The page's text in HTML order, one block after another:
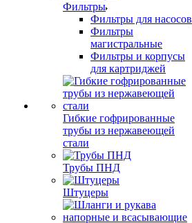
Фильтры
Фильтры для насосов
Фильтры
магистральные
Фильтры и корпусы
для картриджей
Гибкие гофрированные
трубы из нержавеющей
стали
Трубы ПНД
Штуцеры